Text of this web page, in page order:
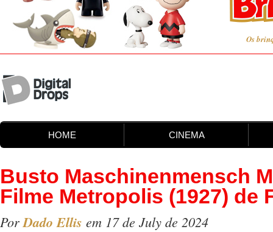
Os
HOME CINEMA
Busto Maschinenmensch
Filme Metropolis (1927) de
PorDado Ellis em 17 de July de 2024